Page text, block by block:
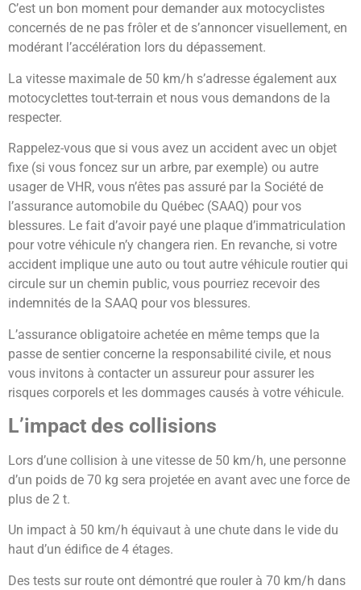
C’est un bon moment pour demander aux motocyclistes
concernés de ne pas frôler et de s’annoncer visuellement, en
modérant l’accélération lors du dépassement.
La vitesse maximale de 50 km/h s’adresse également aux
motocyclettes tout-terrain et nous vous demandons de la
respecter.
Rappelez-vous que si vous avez un accident avec un objet
fixe (si vous foncez sur un arbre, par exemple) ou autre
usager de VHR, vous n’êtes pas assuré par la Société de
l’assurance automobile du Québec (SAAQ) pour vos
blessures. Le fait d’avoir payé une plaque d’immatriculation
pour votre véhicule n’y changera rien. En revanche, si votre
accident implique une auto ou tout autre véhicule routier qui
circule sur un chemin public, vous pourriez recevoir des
indemnités de la SAAQ pour vos blessures.
L’assurance obligatoire achetée en même temps que la
passe de sentier concerne la responsabilité civile, et nous
vous invitons à contacter un assureur pour assurer les
risques corporels et les dommages causés à votre véhicule.
L’impact des collisions
Lors d’une collision à une vitesse de 50 km/h, une personne
d’un poids de 70 kg sera projetée en avant avec une force de
plus de 2 t.
Un impact à 50 km/h équivaut à une chute dans le vide du
haut d’un édifice de 4 étages.
Des tests sur route ont démontré que rouler à 70 km/h dans